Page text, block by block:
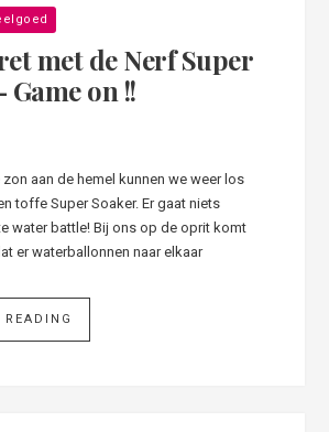
met de Nerf Super
Game on !!
aan de hemel kunnen we weer los
toffe Super Soaker. Er gaat niets
water battle! Bij ons op de oprit komt
er waterballonnen naar elkaar